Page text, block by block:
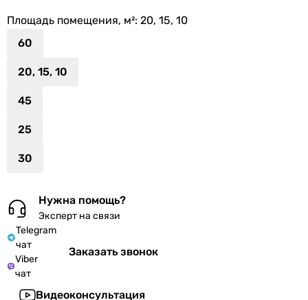
Площадь помещения, м²: 20, 15, 10
60
20, 15, 10
45
25
30
Нужна помощь?
Эксперт на связи
Telegram
чат
Viber
чат
Заказать звонок
Видеоконсультация